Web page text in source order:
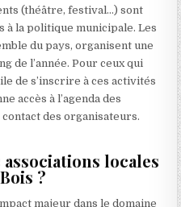
(théâtre, festival…) sont
à la politique municipale. Les
du pays, organisent une
de l’année. Pour ceux qui
de s’inscrire à ces activités
accès à l’agenda des
des organisateurs.
locales
?
majeur dans le domaine